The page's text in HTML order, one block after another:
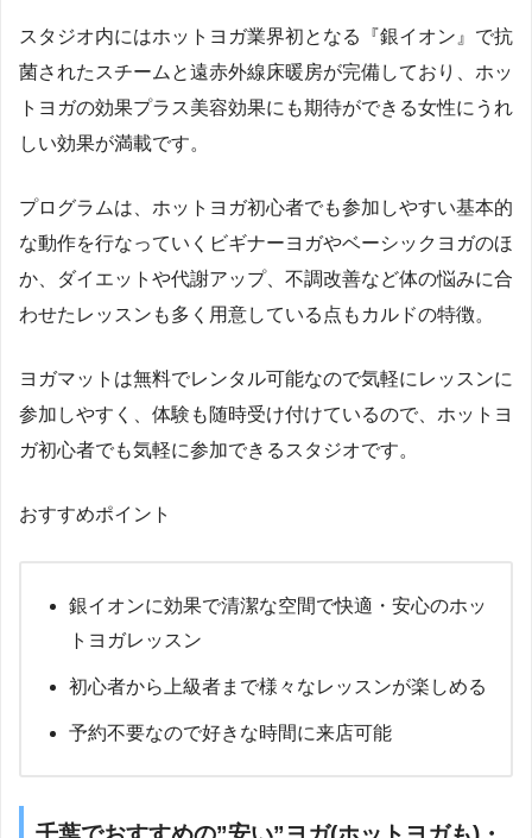
スタジオ内にはホットヨガ業界初となる『銀イオン』で抗
菌されたスチームと遠赤外線床暖房が完備しており、ホッ
トヨガの効果プラス美容効果にも期待ができる女性にうれ
しい効果が満載です。
プログラムは、ホットヨガ初心者でも参加しやすい基本的
な動作を行なっていくビギナーヨガやベーシックヨガのほ
か、ダイエットや代謝アップ、不調改善など体の悩みに合
わせたレッスンも多く用意している点もカルドの特徴。
ヨガマットは無料でレンタル可能なので気軽にレッスンに
参加しやすく、体験も随時受け付けているので、ホットヨ
ガ初心者でも気軽に参加できるスタジオです。
おすすめポイント
銀イオンに効果で清潔な空間で快適・安心のホッ
トヨガレッスン
初心者から上級者まで様々なレッスンが楽しめる
予約不要なので好きな時間に来店可能